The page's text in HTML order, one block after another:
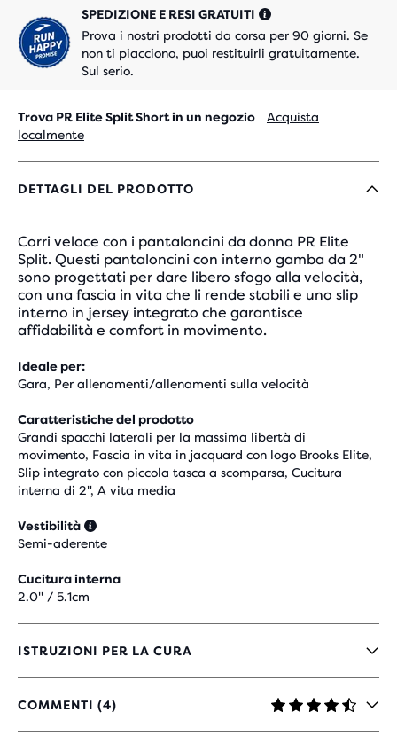
SPEDIZIONE E RESI GRATUITI
Prova i nostri prodotti da corsa per 90 giorni. Se
non ti piacciono, puoi restituirli gratuitamente.
Sul serio.
Trova PR Elite Split Short in un negozio
Acquista
localmente
DETTAGLI DEL PRODOTTO
Corri veloce con i pantaloncini da donna PR Elite
Split. Questi pantaloncini con interno gamba da 2"
sono progettati per dare libero sfogo alla velocità,
con una fascia in vita che li rende stabili e uno slip
interno in jersey integrato che garantisce
affidabilità e comfort in movimento.
Ideale per:
Gara, Per allenamenti/allenamenti sulla velocità
Caratteristiche del prodotto
Grandi spacchi laterali per la massima libertà di
movimento, Fascia in vita in jacquard con logo Brooks Elite,
Slip integrato con piccola tasca a scomparsa, Cucitura
interna di 2", A vita media
Vestibilità
Semi-aderente
Cucitura interna
2.0" / 5.1cm
ISTRUZIONI PER LA CURA
COMMENTI (4)
4,3
SU